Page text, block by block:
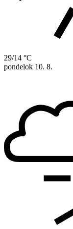
29/14 °C
pondelok 10. 8.